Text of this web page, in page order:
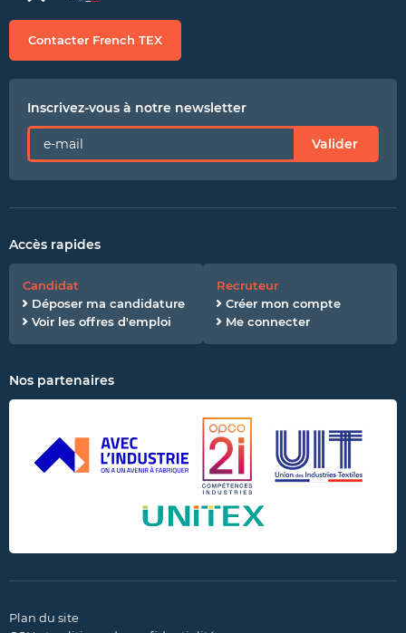
Contacter French TEX
Inscrivez-vous à notre newsletter
Valider
Accès rapides
Candidat
Déposer ma candidature
Voir les offres d'emploi
Recruteur
Créer mon compte
Me connecter
Nos partenaires
Plan du site